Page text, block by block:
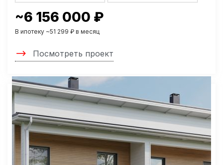
~6 156 000 ₽
В ипотеку ~51 299 ₽ в месяц
Посмотреть проект